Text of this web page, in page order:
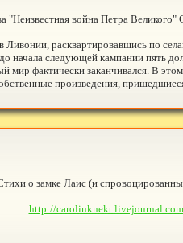
"Неизвестная война Петра
Ливонии, расквартировавшись по
следующей кампании пять
мир фактически заканчивался. В
произведения,
о замке Лаис (и
http://